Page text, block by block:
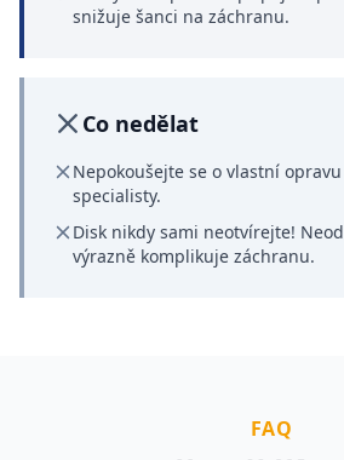
snižuje šanci na záchranu.
Co nedělat
Nepokoušejte se o vlastní
specialisty.
Disk nikdy sami neotvírejte!
výrazně komplikuje záchranu.
FAQ